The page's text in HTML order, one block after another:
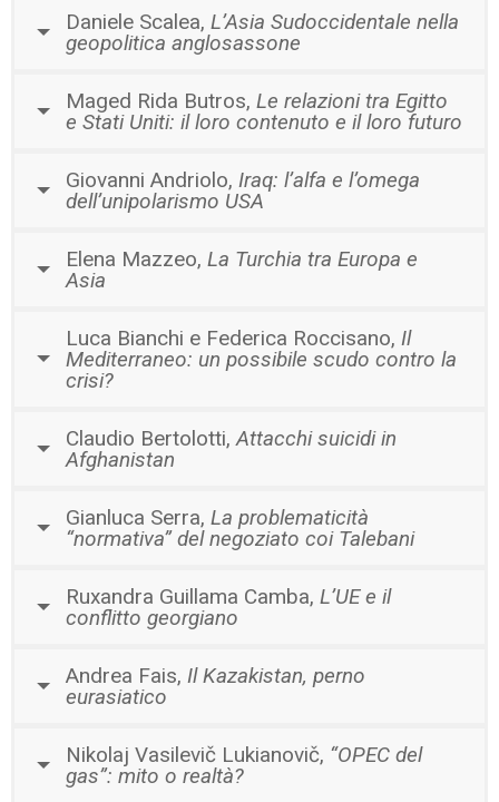
Daniele Scalea, L’Asia Sudoccidentale nella
geopolitica anglosassone
Maged Rida Butros, Le relazioni tra Egitto
e Stati Uniti: il loro contenuto e il loro futuro
Giovanni Andriolo, Iraq: l’alfa e l’omega
dell’unipolarismo USA
Elena Mazzeo, La Turchia tra Europa e
Asia
Luca Bianchi e Federica Roccisano, Il
Mediterraneo: un possibile scudo contro la
crisi?
Claudio Bertolotti,Attacchi suicidi in
Afghanistan
Gianluca Serra, La problematicità
“normativa” del negoziato coi Talebani
Ruxandra Guillama Camba, L’UE e il
conflitto georgiano
Andrea Fais, Il Kazakistan, perno
eurasiatico
Nikolaj Vasilevič Lukianovič, “OPEC del
gas”: mito o realtà?